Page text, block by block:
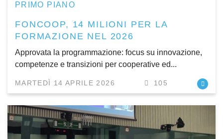
PRIMO PIANO
FONCOOP, 14 MILIONI PER LA
FORMAZIONE NEL 2026
Approvata la programmazione: focus su innovazione,
competenze e transizioni per cooperative ed...
MARTEDÌ 14 APRILE 2026 105